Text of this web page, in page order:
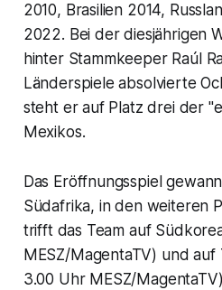
2010, Brasilien 2014,
2022. Bei der diesjährigen
hinter Stammkeeper Raúl
Länderspiele absolvierte
steht er auf Platz drei der
Mexikos.
Das Eröffnungsspiel
Südafrika, in den weiteren
trifft das Team auf
MESZ/MagentaTV) und auf
3.00 Uhr MESZ/